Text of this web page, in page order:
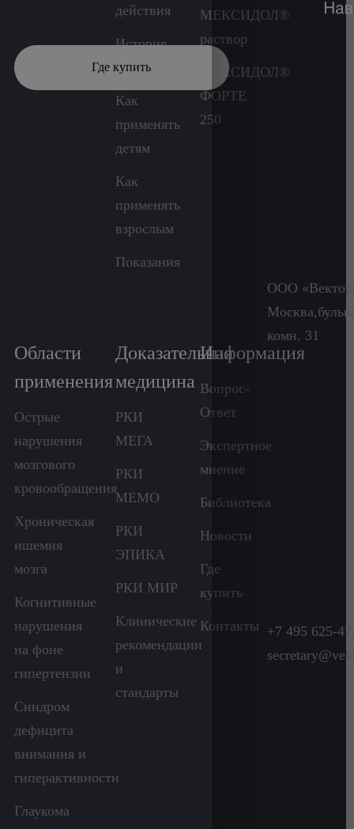
ООО
комн. 31
+7 495 625-
Где купить
действия
История
разработки
Как
применять
детям
Как
применять
взрослым
Показания
МЕКСИДОЛ®
раствор
МЕКСИДОЛ®
ФОРТЕ
250
Области
применения
Острые
нарушения
мозгового
кровообращения
Хроническая
ишемия
мозга
Когнитивные
нарушения
на фоне
гипертензии
Синдром
дефицита
внимания и
гиперактивности
Глаукома
Доказательная
медицина
РКИ
МЕГА
РКИ
МЕМО
РКИ
ЭПИКА
РКИ МИР
Клинические
рекомендации
и
стандарты
Информация
Вопрос-
Ответ
Экспертное
мнение
Библиотека
Новости
Где
купить
Контакты